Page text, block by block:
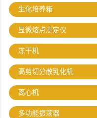
生化培养箱
显微熔点测定仪
冻干机
高剪切分散乳化机
离心机
多功能振荡器